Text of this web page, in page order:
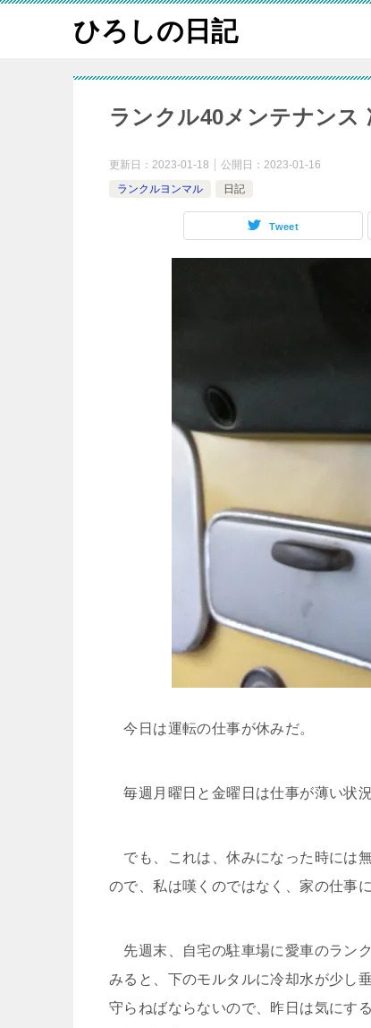
ひろしの日記
ランクル40メンテナンス
更新日： 2023-01-18 公開日： 2023-01-16
ランクルヨンマル
日記
Tweet
今日は運転の仕事が休みだ。
毎週月曜日と金曜日は仕事が薄い状況
でも、これは、休みになった時には
ので、私は嘆くのではなく、家の仕事に
先週末、自宅の駐車場に愛車のラン
みると、下のモルタルに冷却水が少し
守らねばならないので、昨日は気にす